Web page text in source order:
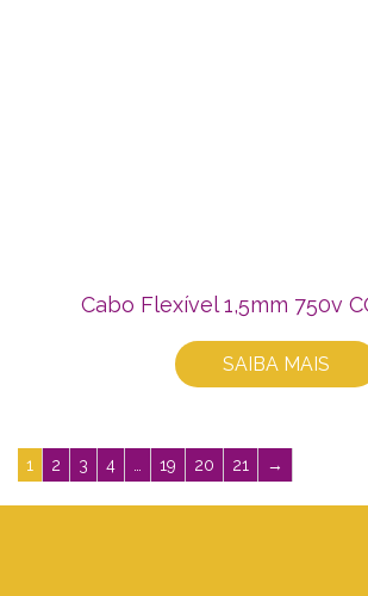
Cabo Flexível 1,5mm 750v
SAIBA MAIS
1 2 3 4 19 20 21 →